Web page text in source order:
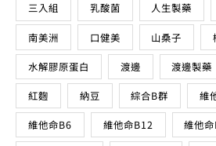
三入組 乳酸菌 人生製藥
南美洲 口健美 山桑子
水解膠原蛋白 渡邊 渡邊製藥
紅麴 納豆 綜合B群 維
維他命B6 維他命B12 維他